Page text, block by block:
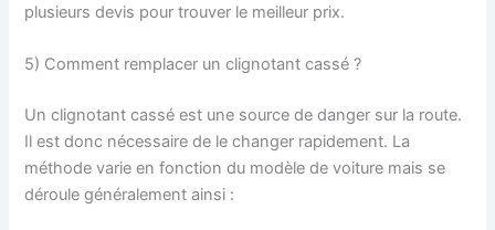
plusieurs devis pour trouver le meilleur prix.
5) Comment remplacer un clignotant cassé ?
Un clignotant cassé est une source de danger sur la route.
Il est donc nécessaire de le changer rapidement. La
méthode varie en fonction du modèle de voiture mais se
déroule généralement ainsi :